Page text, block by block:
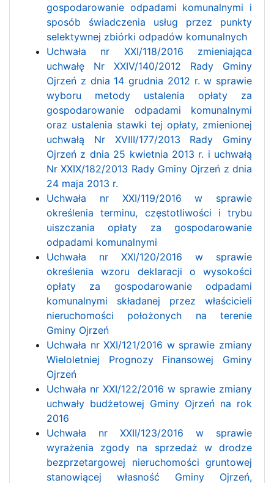
gospodarowanie odpadami komunalnymi i
sposób świadczenia usług przez punkty
selektywnej zbiórki odpadów komunalnych
Uchwała nr XXI/118/2016 zmieniająca
uchwałę Nr XXIV/140/2012 Rady Gminy
Ojrzeń z dnia 14 grudnia 2012 r. w sprawie
wyboru metody ustalenia opłaty za
gospodarowanie odpadami komunalnymi
oraz ustalenia stawki tej opłaty, zmienionej
uchwałą Nr XVIII/177/2013 Rady Gminy
Ojrzeń z dnia 25 kwietnia 2013 r. i uchwałą
Nr XXIX/182/2013 Rady Gminy Ojrzeń z dnia
24 maja 2013 r.
Uchwała nr XXI/119/2016 w sprawie
określenia terminu, częstotliwości i trybu
uiszczania opłaty za gospodarowanie
odpadami komunalnymi
Uchwała nr XXI/120/2016 w sprawie
określenia wzoru deklaracji o wysokości
opłaty za gospodarowanie odpadami
komunalnymi składanej przez właścicieli
nieruchomości położonych na terenie
Gminy Ojrzeń
Uchwała nr XXI/121/2016 w sprawie zmiany
Wieloletniej Prognozy Finansowej Gminy
Ojrzeń
Uchwała nr XXI/122/2016 w sprawie zmiany
uchwały budżetowej Gminy Ojrzeń na rok
2016
Uchwała nr XXII/123/2016 w sprawie
wyrażenia zgody na sprzedaż w drodze
bezprzetargowej nieruchomości gruntowej
stanowiącej własność Gminy Ojrzeń,